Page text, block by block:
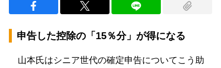
申告した控除の「15％分」が得になる
山本氏はシニア世代の確定申告についてこう助